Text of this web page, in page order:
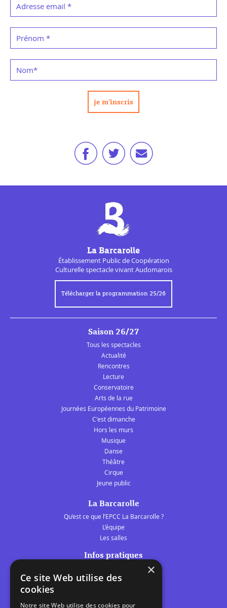
Adresse email *
Prénom *
Nom*
La Barcarolle
Établissement Public deCoopération
Culturellespectacle vivant Audomarois
Télécharger la programmation 25/26
Saison 26/27
Tous les spectacles
Actualité
Rencontres
Lecture
Conservatoire
Arts de la rue
Journées Européennes du Patrimoine
C'est dimanche
Hors les murs
Musique
Danse
Théâtre
Cirque
Jeune public
La Barcarolle
Qu’est ce que l’EPCC La Barcarolle ?
L’équipe
Les salles
Infos pratiques
Les belles scènes audomaroises
×
Ce site Web utilise des
cookies
Notre site Web utilise des cookies pour